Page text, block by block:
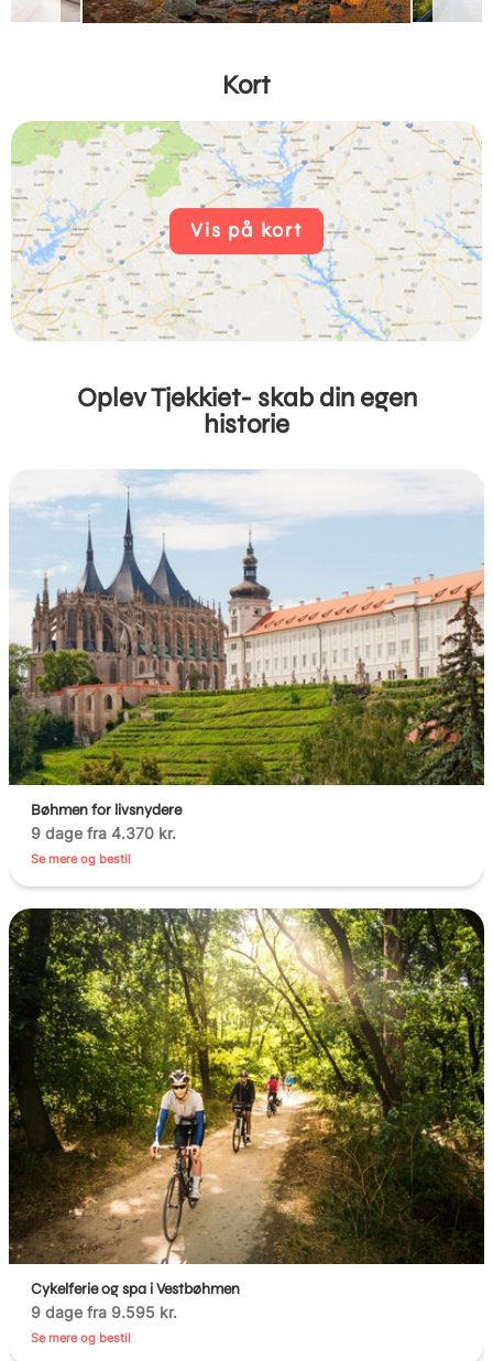
Kort
Vis på kort
Oplev Tjekkiet- skab din egen
historie
Bøhmen for livsnydere
9 dage fra 4.370 kr.
Se mere og bestil
Cykelferie og spa i Vestbøhmen
9 dage fra 9.595 kr.
Se mere og bestil